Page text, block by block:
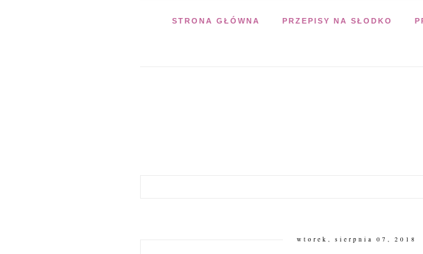
STRONA GŁÓWNA PRZEPISY NA SŁODKO
wtorek, sierpnia 07, 2018